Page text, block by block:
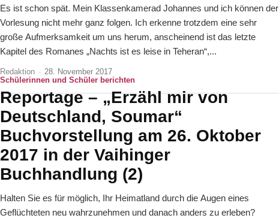
Es ist schon spät. Mein Klassenkamerad Johannes und ich können der
Vorlesung nicht mehr ganz folgen. Ich erkenne trotzdem eine sehr
große Aufmerksamkeit um uns herum, anscheinend ist das letzte
Kapitel des Romanes „Nachts ist es leise in Teheran“,...
Redaktion - 28. November 2017
Schülerinnen und Schüler berichten
Reportage – „Erzähl mir von
Deutschland, Soumar“
Buchvorstellung am 26. Oktober
2017 in der Vaihinger
Buchhandlung (2)
Halten Sie es für möglich, Ihr Heimatland durch die Augen eines
Geflüchteten neu wahrzunehmen und danach anders zu erleben?